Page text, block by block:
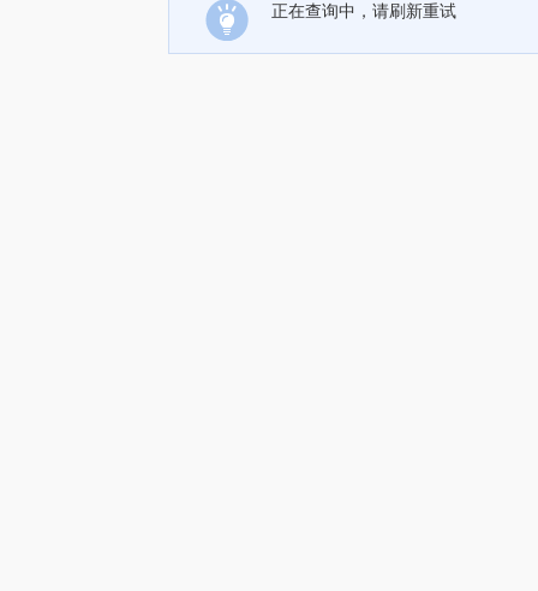
正在查询中，请刷新重试